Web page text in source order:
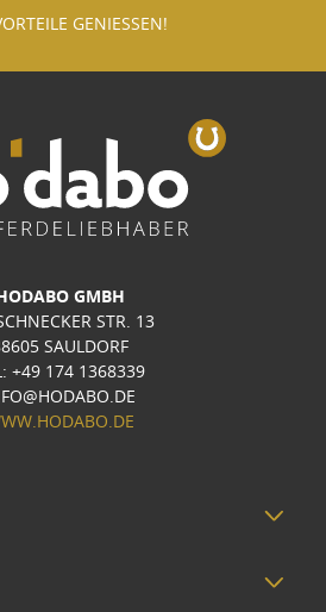
GENIESSEN!
GMBH
STR. 13
SAULDORF
+49 174 1368339